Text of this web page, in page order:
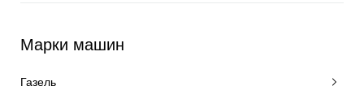
Марки машин
Газель